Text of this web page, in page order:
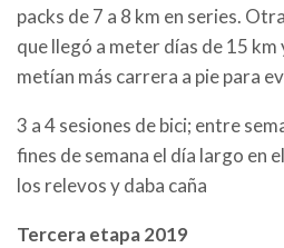
packs de 7 a 8 km en series.
que llegó a meter días de 15
metían más carrera a pie para
3 a 4 sesiones de bici; entre
fines de semana el día largo en
los relevos y daba caña
Tercera etapa 2019